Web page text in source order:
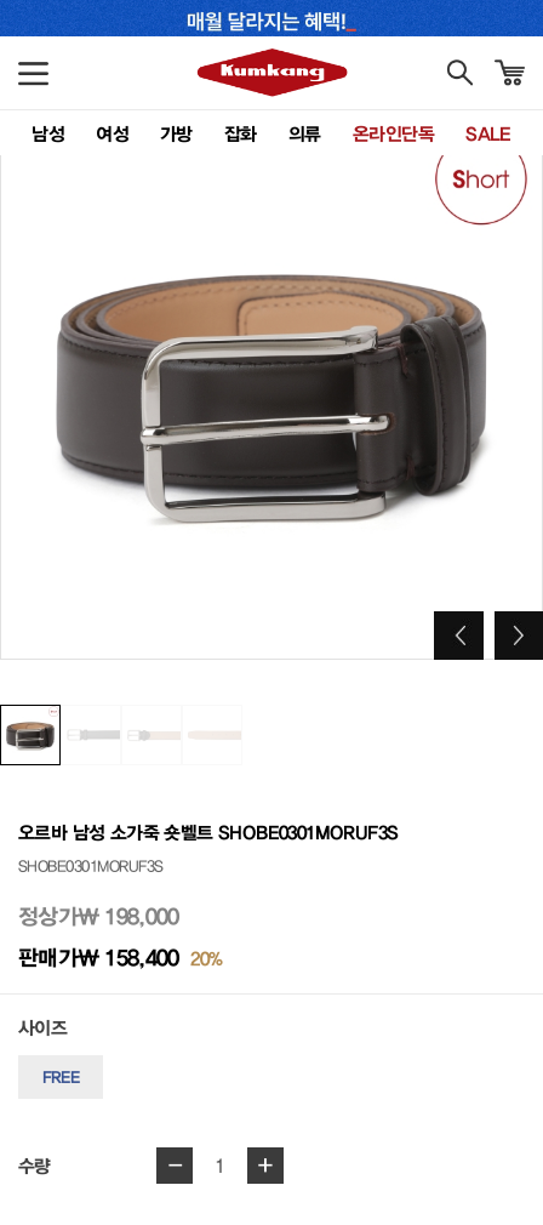
남성 여성 가방 잡화 의류 온라인단독 SALE
오르바 남성 소가죽 숏벨트 SHOBE0301MORUF3S
SHOBE0301MORUF3S
정상가₩ 198,000
판매가₩ 158,400 20%
사이즈
FREE
수량 - 1 +